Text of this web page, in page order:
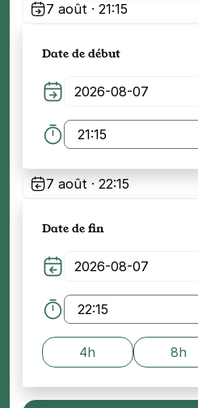
7 août · 21:15
Date de début
7 août · 22:15
Date de fin
4h 8h